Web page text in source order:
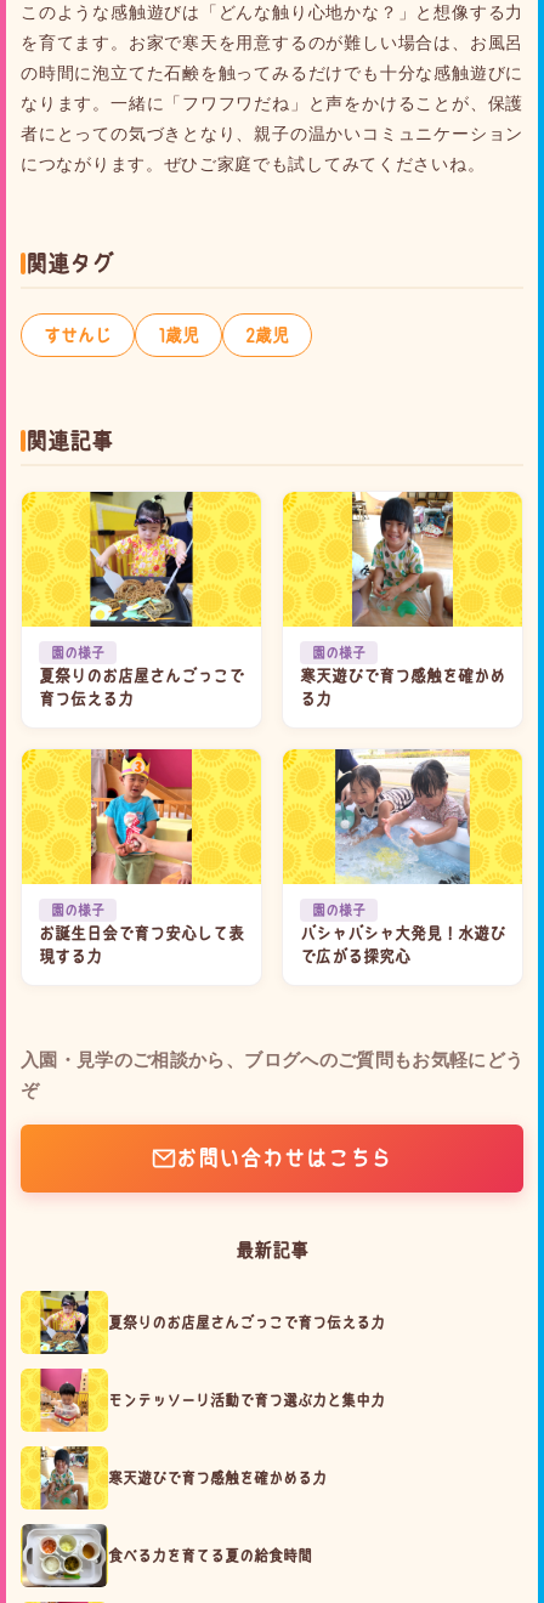
このような感触遊びは「どんな触り心地かな？」と想像する力
を育てます。お家で寒天を用意するのが難しい場合は、お風呂
の時間に泡立てた石鹸を触ってみるだけでも十分な感触遊びに
なります。一緒に「フワフワだね」と声をかけることが、保護
者にとっての気づきとなり、親子の温かいコミュニケーション
につながります。ぜひご家庭でも試してみてくださいね。
関連タグ
すせんじ 1歳児 2歳児
関連記事
園の様子
夏祭りのお店屋さんごっこで
育つ伝える力
園の様子
寒天遊びで育つ感触を確かめ
る力
園の様子
お誕生日会で育つ安心して表
現する力
園の様子
バシャバシャ大発見！水遊び
で広がる探究心
入園・見学のご相談から、ブログへのご質問もお気軽にどう
ぞ
お問い合わせはこちら
最新記事
夏祭りのお店屋さんごっこで育つ伝える力
モンテッソーリ活動で育つ選ぶ力と集中力
寒天遊びで育つ感触を確かめる力
食べる力を育てる夏の給食時間